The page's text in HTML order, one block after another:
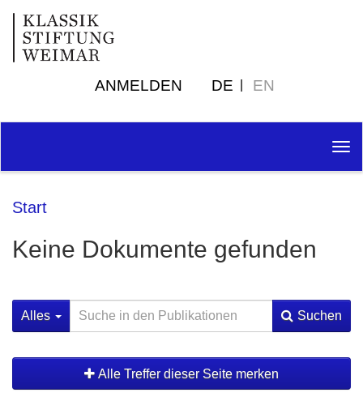
ANMELDEN DE EN
Start
Keine Dokumente gefunden
Alles Suchen
Alle Treffer dieser Seite merken